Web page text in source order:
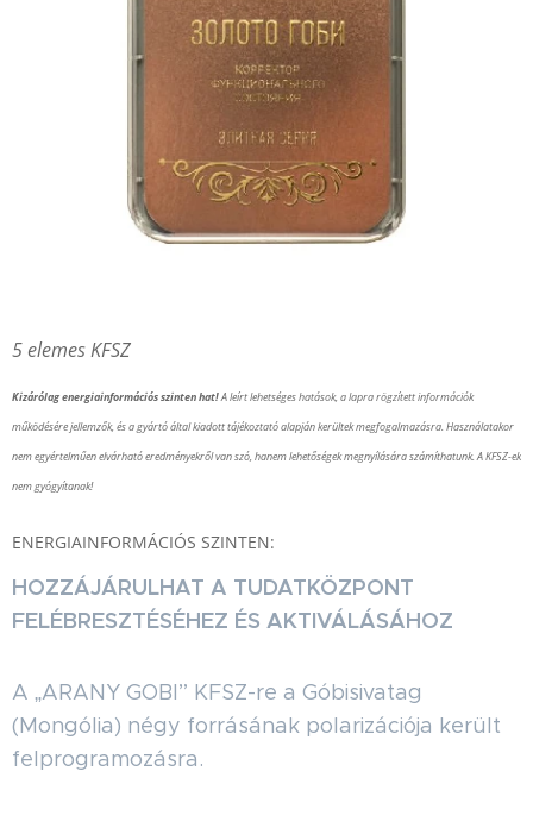
5 elemes KFSZ
Kizárólag energiainformációs szinten hat!A leírt lehetséges hatások, a lapra rögzített információk
működésére jellemzők, és a gyártó által kiadott tájékoztató alapján kerültek megfogalmazásra. Használatakor
nem egyértelműen elvárható eredményekről van szó, hanem lehetőségek megnyílására számíthatunk. A KFSZ-ek
nem gyógyítanak!
ENERGIAINFORMÁCIÓS SZINTEN:
HOZZÁJÁRULHAT A TUDATKÖZPONT
FELÉBRESZTÉSÉHEZ ÉS AKTIVÁLÁSÁHOZ
A „ARANY GOBI” KFSZ-re a Góbisivatag
(Mongólia) négy forrásának polarizációja került
felprogramozásra.